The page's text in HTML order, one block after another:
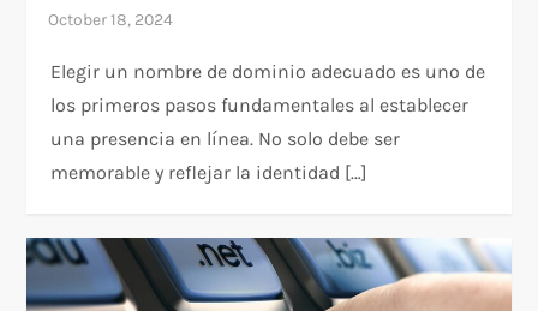
Elegir un nombre de dominio adecuado es uno de
los primeros pasos fundamentales al establecer
una presencia en línea. No solo debe ser
memorable y reflejar la identidad […]